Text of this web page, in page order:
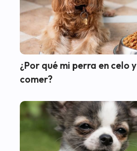
¿Por qué mi perra en celo
comer?